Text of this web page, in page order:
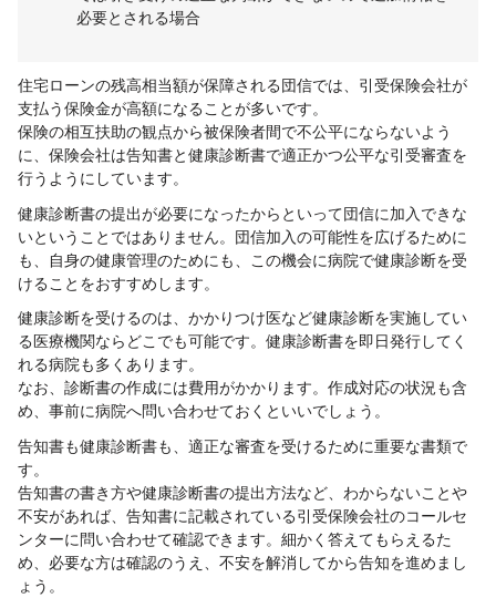
必要とされる場合
住宅ローンの残高相当額が保障される団信では、引受保険会社が
支払う保険金が高額になることが多いです。
保険の相互扶助の観点から被保険者間で不公平にならないよう
に、保険会社は告知書と健康診断書で適正かつ公平な引受審査を
行うようにしています。
健康診断書の提出が必要になったからといって団信に加入できな
いということではありません。団信加入の可能性を広げるために
も、自身の健康管理のためにも、この機会に病院で健康診断を受
けることをおすすめします。
健康診断を受けるのは、かかりつけ医など健康診断を実施してい
る医療機関ならどこでも可能です。健康診断書を即日発行してく
れる病院も多くあります。
なお、診断書の作成には費用がかかります。作成対応の状況も含
め、事前に病院へ問い合わせておくといいでしょう。
告知書も健康診断書も、適正な審査を受けるために重要な書類で
す。
告知書の書き方や健康診断書の提出方法など、わからないことや
不安があれば、告知書に記載されている引受保険会社のコールセ
ンターに問い合わせて確認できます。細かく答えてもらえるた
め、必要な方は確認のうえ、不安を解消してから告知を進めまし
ょう。